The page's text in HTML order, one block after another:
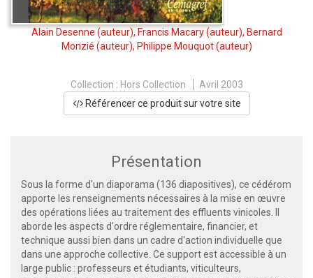
Alain Desenne (auteur), Francis Macary(auteur), Bernard
Monzié (auteur), Philippe Mouquot(auteur)
Collection : Hors Collection
Avril 2003
Référencer ce produit sur votre site
Présentation
Sous la forme d'un diaporama (136 diapositives), ce cédérom
apporte les renseignements nécessaires à la mise en œuvre
des opérations liées au traitement des effluents vinicoles. Il
aborde les aspects d'ordre réglementaire, financier, et
technique aussi bien dans un cadre d'action individuelle que
dans une approche collective. Ce support est accessible à un
large public : professeurs et étudiants, viticulteurs,